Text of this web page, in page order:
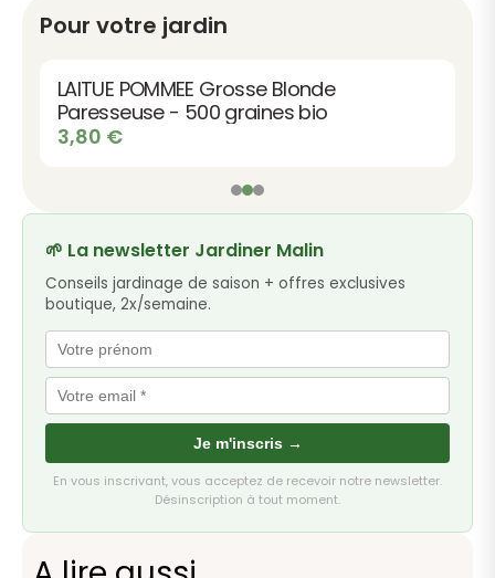
Pour votre jardin
LAITUE POMMEE Grosse Blonde
Paresseuse - 500 graines bio
3,80 €
🌱 La newsletter Jardiner Malin
Conseils jardinage de saison + offres exclusives
boutique, 2x/semaine.
Je m'inscris →
En vous inscrivant, vous acceptez de recevoir notre newsletter.
Désinscription à tout moment.